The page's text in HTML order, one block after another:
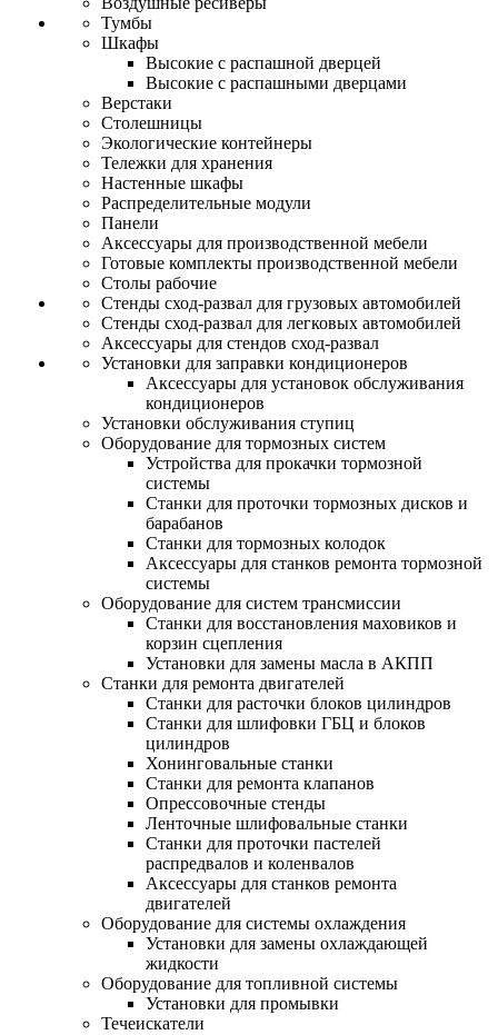
Тумбы
Шкафы
Высокие с распашной дверцей
Высокие с распашными дверцами
Верстаки
Столешницы
Экологические контейнеры
Тележки для хранения
Настенные шкафы
Распределительные модули
Панели
Аксессуары для производственной мебели
Готовые комплекты производственной мебели
Столы рабочие
Стенды сход-развал для грузовых автомобилей
Стенды сход-развал для легковых автомобилей
Аксессуары для стендов сход-развал
Установки для заправки кондиционеров
Аксессуары для установок обслуживания
кондиционеров
Установки обслуживания ступиц
Оборудование для тормозных систем
Устройства для прокачки тормозной
системы
Станки для проточки тормозных дисков и
барабанов
Станки для тормозных колодок
Аксессуары для станков ремонта тормозной
системы
Оборудование для систем трансмиссии
Станки для восстановления маховиков и
корзин сцепления
Установки для замены масла в АКПП
Станки для ремонта двигателей
Станки для расточки блоков цилиндров
Станки для шлифовки ГБЦ и блоков
цилиндров
Хонинговальные станки
Станки для ремонта клапанов
Опрессовочные стенды
Ленточные шлифовальные станки
Станки для проточки пастелей
распредвалов и коленвалов
Аксессуары для станков ремонта
двигателей
Оборудование для системы охлаждения
Установки для замены охлаждающей
жидкости
Оборудование для топливной системы
Установки для промывки
Течеискатели